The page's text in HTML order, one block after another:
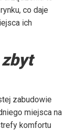
co daje
ich
zabudowie
miejsca na
komfortu